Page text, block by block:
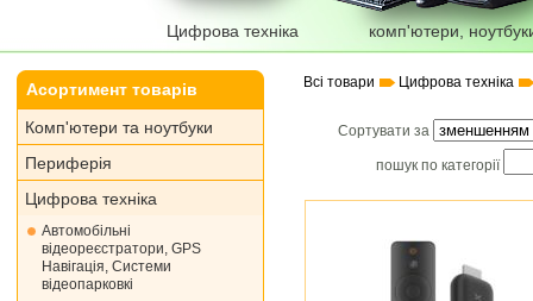
Цифрова техніка комп'ютери,
Асортимент товарів
Комп'ютери та ноутбуки
Периферія
Цифрова техніка
Автомобільні
відеореєстратори, GPS
Навігація, Системи
відеопарковкі
Всі товари Цифрова техніка
Сортувати за
пошук по категорії